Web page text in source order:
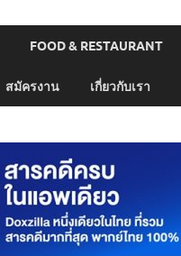
FOOD & RESTAURANT
สมัครงาน เกี่ยวกับเรา